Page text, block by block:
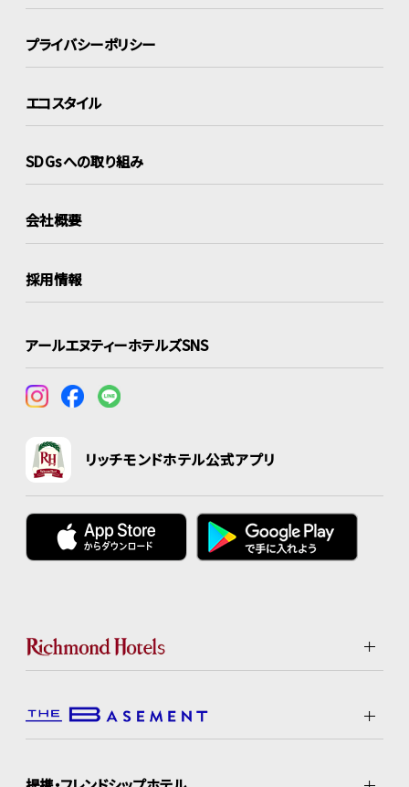
プライバシーポリシー
エコスタイル
SDGsへの取り組み
会社概要
採用情報
アールエヌティーホテルズSNS
リッチモンドホテル公式アプリ